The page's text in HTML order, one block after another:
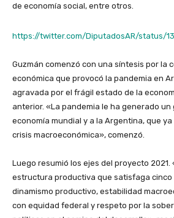
de economía social, entre otros.
https://twitter.com/DiputadosAR/status/
Guzmán comenzó con una síntesis por la
económica que provocó la pandemia en
agravada por el frágil estado de la
anterior. «La pandemia le ha generado un
economía mundial y a la Argentina, que
crisis macroeconómica», comenzó.
Luego resumió los ejes del proyecto 2021.
estructura productiva que satisfaga cinco
dinamismo productivo, estabilidad
con equidad federal y respeto por la